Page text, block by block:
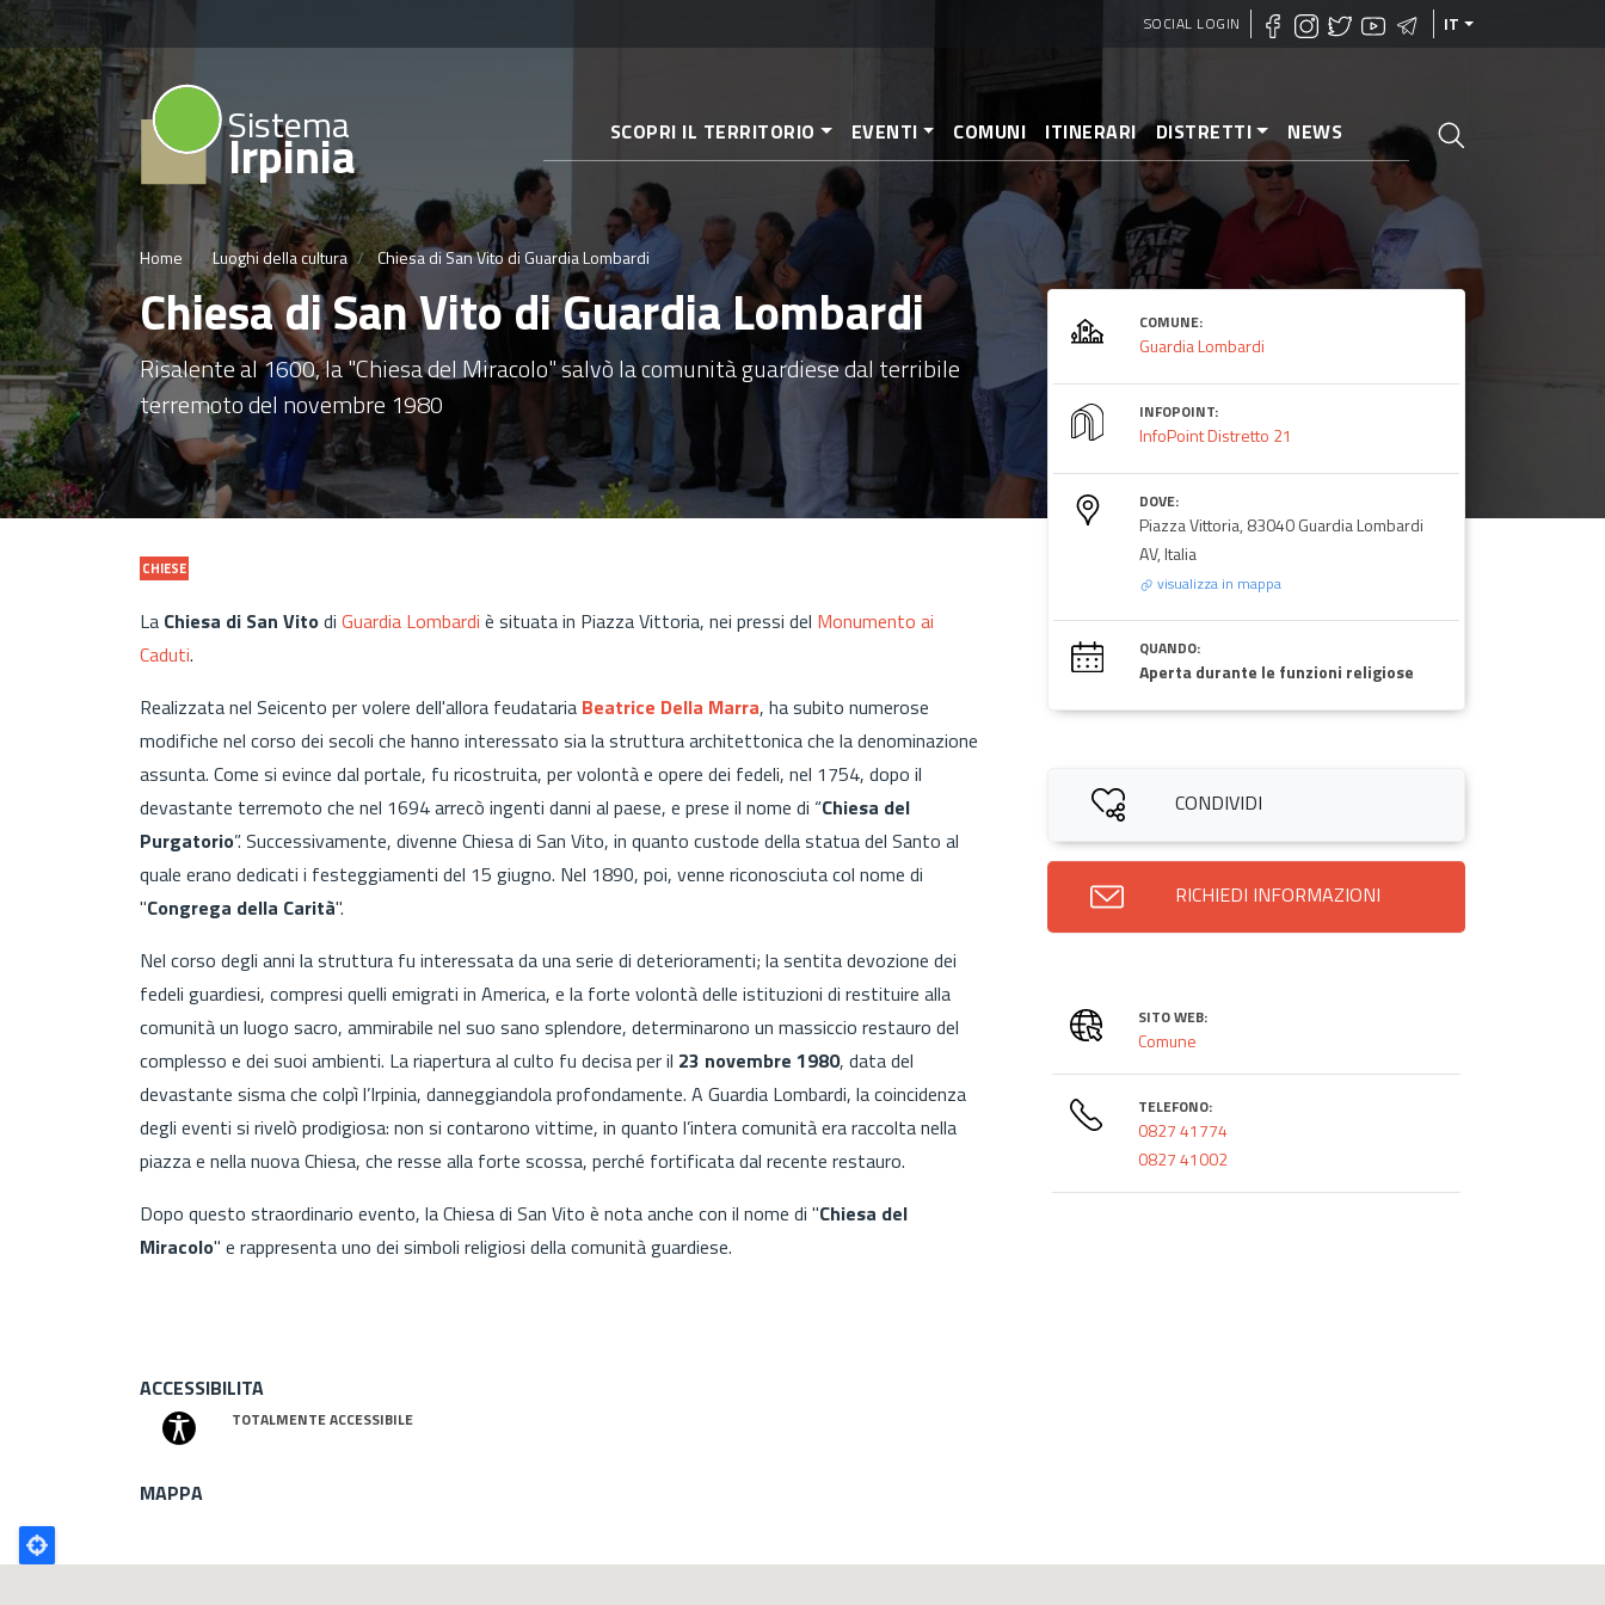
SOCIAL LOGIN IT
Sistema
Irpinia SCOPRI IL TERRITORIO EVENTI COMUNI ITINERARI DISTRETTI NEWS
Home Luoghi della cultura Chiesa di San Vito di Guardia Lombardi
Chiesa di San Vito di Guardia Lombardi
Risalente al 1600, la "Chiesa del Miracolo" salvò la comunità guardiese dal terribile
terremoto del novembre 1980
CHIESE
La Chiesa di San Vitodi Guardia Lombardi è situata in Piazza Vittoria, nei pressi del Monumento ai
Caduti.
Realizzata nel Seicento per volere dell'allora feudataria Beatrice Della Marra, ha subito numerose
modifiche nel corso dei secoli che hanno interessato sia la struttura architettonica che la denominazione
assunta. Come si evince dal portale, fu ricostruita, per volontà e opere dei fedeli, nel 1754, dopo il
devastante terremoto che nel 1694 arrecò ingenti danni al paese, e prese il nome di “Chiesa del
Purgatorio”. Successivamente, divenne Chiesa di San Vito, in quanto custode della statua del Santo al
quale erano dedicati i festeggiamenti del 15 giugno. Nel 1890, poi, venne riconosciuta col nome di
"Congrega della Carità".
Nel corso degli anni la struttura fu interessata da una serie di deterioramenti; la sentita devozione dei
fedeli guardiesi, compresi quelli emigrati in America, e la forte volontà delle istituzioni di restituire alla
comunità un luogo sacro, ammirabile nel suo sano splendore, determinarono un massiccio restauro del
complesso e dei suoi ambienti. La riapertura al culto fu decisa per il 23 novembre 1980, data del
devastante sisma che colpì l’Irpinia, danneggiandola profondamente. A Guardia Lombardi, la coincidenza
degli eventi si rivelò prodigiosa: non si contarono vittime, in quanto l’intera comunità era raccolta nella
piazza e nella nuova Chiesa, che resse alla forte scossa, perché fortificata dal recente restauro.
Dopo questo straordinario evento, la Chiesa di San Vito è nota anche con il nome di "Chiesa del
Miracolo" e rappresenta uno dei simboli religiosi della comunità guardiese.
ACCESSIBILITA
TOTALMENTE ACCESSIBILE
COMUNE:
Guardia Lombardi
INFOPOINT:
InfoPoint Distretto 21
DOVE:
Piazza Vittoria, 83040 Guardia Lombardi
AV, Italia
visualizza in mappa
QUANDO:
Aperta durante le funzioni religiose
CONDIVIDI
RICHIEDI INFORMAZIONI
SITO WEB:
Comune
TELEFONO:
0827 41774
0827 41002
MAPPA
Poligono
GEO